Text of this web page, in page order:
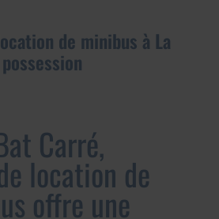
de minibus à La
possession
Carré,
location de
offre une